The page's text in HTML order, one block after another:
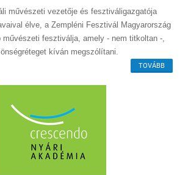
művészeti vezetője és fesztiváligazgatója
élve, a Zempléni Fesztivál Magyarország
fesztiválja, amely - nem titkoltan -,
kíván megszólítani.
TOVÁBB